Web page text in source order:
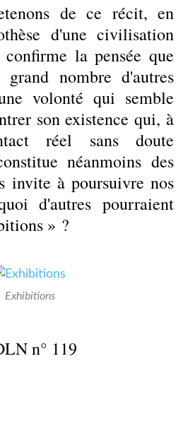
de ce récit, en
d'une civilisation
la pensée que
nombre d'autres
volonté qui semble
son existence qui, à
réel sans doute
néanmoins des
invite à poursuivre nos
d'autres pourraient
» ?
Exhibitions
n° 119